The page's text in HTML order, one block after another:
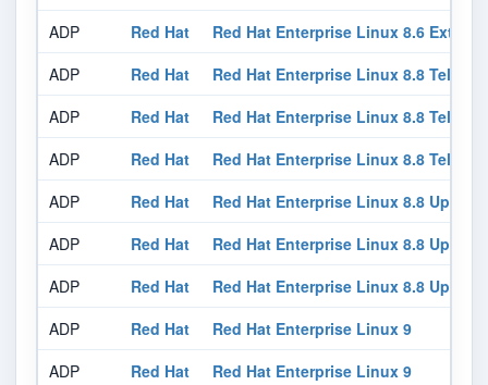
ADP
Red Hat
Red Hat Enterprise Linux 8.6
ADP
Red Hat
Red Hat Enterprise Linux 8.8
ADP
Red Hat
Red Hat Enterprise Linux 8.8
ADP
Red Hat
Red Hat Enterprise Linux 8.8
ADP
Red Hat
Red Hat Enterprise Linux 8.8
ADP
Red Hat
Red Hat Enterprise Linux 8.8
ADP
Red Hat
Red Hat Enterprise Linux 8.8
ADP
Red Hat
Red Hat Enterprise Linux 9
ADP
Red Hat
Red Hat Enterprise Linux 9